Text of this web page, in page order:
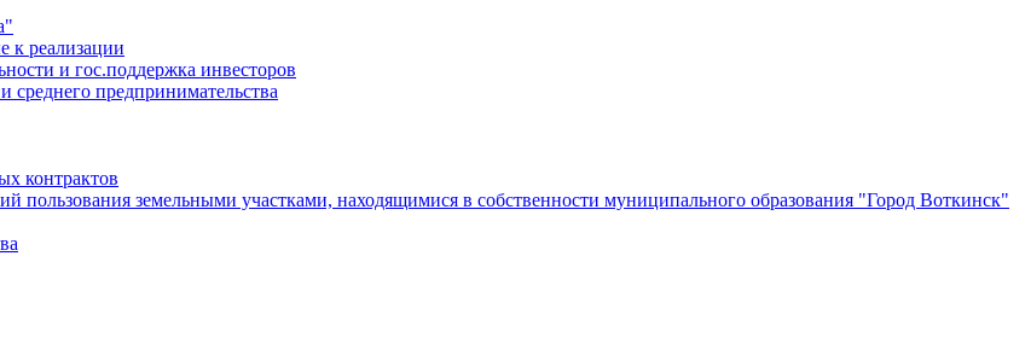
к реализации
и гос.поддержка инвесторов
среднего предпринимательства
контрактов
пользования земельными участками, находящимися в собственности муниципального образования "Город Воткинск"